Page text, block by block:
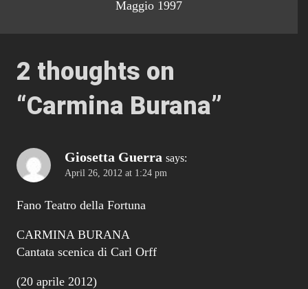
Maggio 1997
2 thoughts on
“Carmina Burana”
Giosetta Guerra says:
April 26, 2012 at 1:24 pm
Fano Teatro della Fortuna
CARMINA BURANA
Cantata scenica di Carl Orff
(20 aprile 2012)